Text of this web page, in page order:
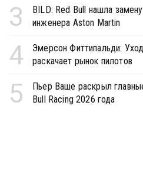
3
BILD: Red Bull нашла
инженера Aston Martin
4
Эмерсон Фиттипальди:
раскачает рынок пилотов
5
Пьер Ваше раскрыл
Bull Racing 2026 года